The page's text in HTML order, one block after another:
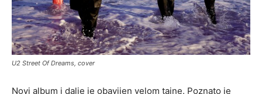
U2 Street Of Dreams, cover
Novi album i dalje je obavijen velom tajne. Poznato je